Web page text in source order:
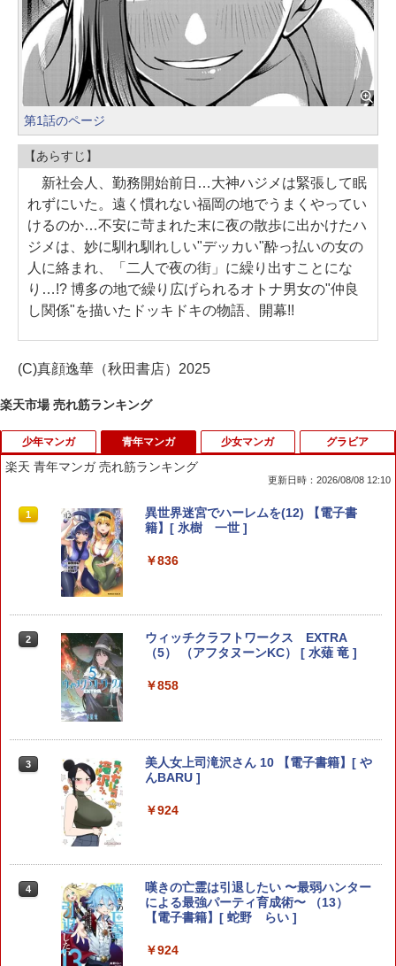
第1話のページ
【あらすじ】
新社会人、勤務開始前日…大神ハジメは緊張して眠
れずにいた。遠く慣れない福岡の地でうまくやってい
けるのか…不安に苛まれた末に夜の散歩に出かけたハ
ジメは、妙に馴れ馴れしい"デッカい"酔っ払いの女の
人に絡まれ、「二人で夜の街」に繰り出すことにな
り…!? 博多の地で繰り広げられるオトナ男女の"仲良
し関係"を描いたドッキドキの物語、開幕!!
(C)真顔逸華（秋田書店）2025
楽天市場 売れ筋ランキング
少年マンガ
1
【漫画】【中古】源氏物語 ＜1〜7巻完結
＞ 江川達也 【全巻セット】
￥2,050
国版】 カグラバチ 10 トリプル特典版 (
poster#01 / 初版限定付録 / グッズ / 韓国
著)
【中古】育てち魔おう！ コミック 全8巻
【中古コミック】遮那王 義経 源平の合
戦 全巻セット（全29巻セット・完結）
青年マンガ
楽天 青年マンガ 売れ筋ランキング
更新日時：2026/08/08 12:10
1
異世界迷宮でハーレムを(12) 【電子書
籍】[ 氷樹 一世 ]
￥836
2
ウィッチクラフトワークス EXTRA
（5） （アフタヌーンKC） [ 水薙 竜 ]
￥858
3
美人女上司滝沢さん 10 【電子書籍】[ や
んBARU ]
￥924
4
嘆きの亡霊は引退したい 〜最弱ハンター
による最強パーティ育成術〜 （13）
【電子書籍】[ 蛇野 らい ]
￥924
少女マンガ グラビア